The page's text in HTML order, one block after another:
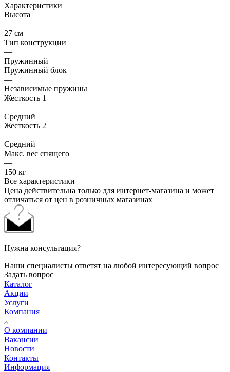
Характеристики
Высота
—
27 см
Тип конструкции
—
Пружинный
Пружинный блок
—
Независимые пружины
Жесткость 1
—
Средний
Жесткость 2
—
Средний
Макс. вес спящего
—
150 кг
Все характеристики
Цена действительна только для интернет-магазина и может
отличаться от цен в розничных магазинах
Нужна консультация?
Наши специалисты ответят на любой интересующий вопрос
Задать вопрос
Каталог
Акции
Услуги
Компания
О компании
Вакансии
Новости
Контакты
Информация